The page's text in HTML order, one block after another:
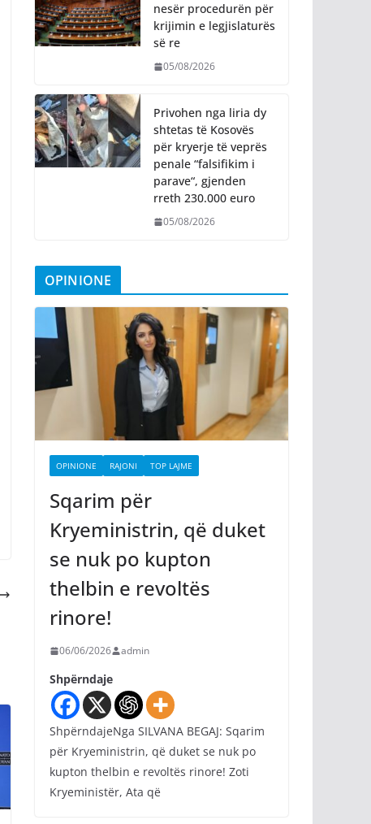
nesër procedurën për
krijimin e legjislaturës
së re
05/08/2026
Privohen nga liria dy
shtetas të Kosovës
për kryerje të veprës
penale “falsifikim i
parave“, gjenden
rreth 230.000 euro
05/08/2026
OPINIONE
OPINIONE RAJONI TOP LAJME
Sqarim për
Kryeministrin, që duket
se nuk po kupton
thelbin e revoltës
rinore!
06/06/2026 admin
Shpërndaje
ShpërndajeNga SILVANA BEGAJ: Sqarim
për Kryeministrin, që duket se nuk po
kupton thelbin e revoltës rinore! Zoti
Kryeministër, Ata që